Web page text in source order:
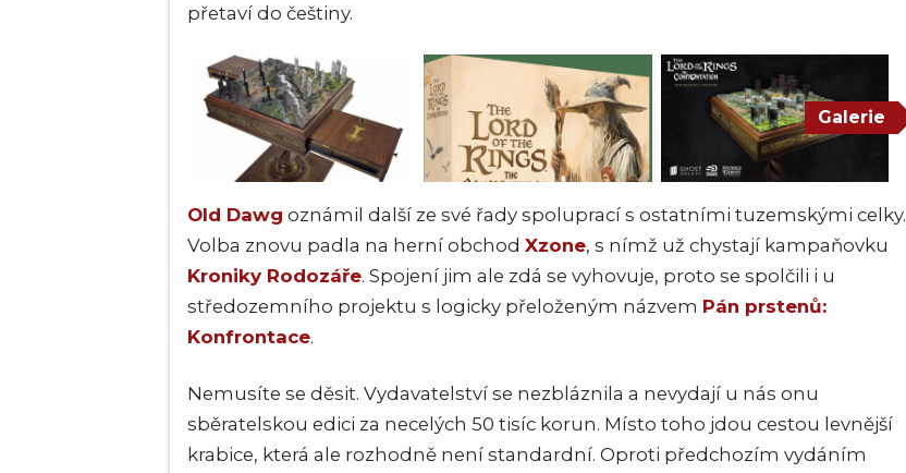
přetaví do češtiny.
Galerie
Old Dawg oznámil další ze své řady spoluprací s ostatními tuzemskými celky.
Volba znovu padla na herní obchod Xzone, s nímž už chystají kampaňovku
Kroniky Rodozáře. Spojení jim ale zdá se vyhovuje, proto se spolčili i u
středozemního projektu s logicky přeloženým názvem Pán prstenů:
Konfrontace.
Nemusíte se děsit. Vydavatelství se nezbláznila a nevydají u nás onu
sběratelskou edici za necelých 50 tisíc korun. Místo toho jdou cestou levnější
krabice, která ale rozhodně není standardní. Oproti předchozím vydáním